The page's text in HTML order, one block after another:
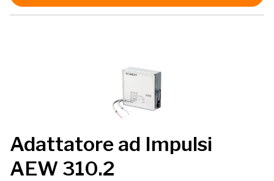
Adattatore ad Impulsi
AEW 310.2